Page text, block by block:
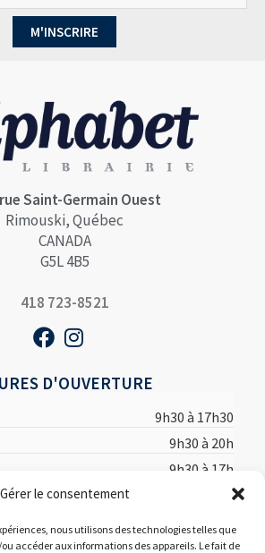
Gérer le consentement
nous utilisons des technologies telles que
accéder aux informations des appareils. Le fait de
M'INSCRIRE
Saint-Germain Ouest
Rimouski, Québec
CANADA
G5L 4B5
418 723-8521
D'OUVERTURE
9h30 à 17h30
9h30 à 20h
9h30 à 17h
12h à 17h